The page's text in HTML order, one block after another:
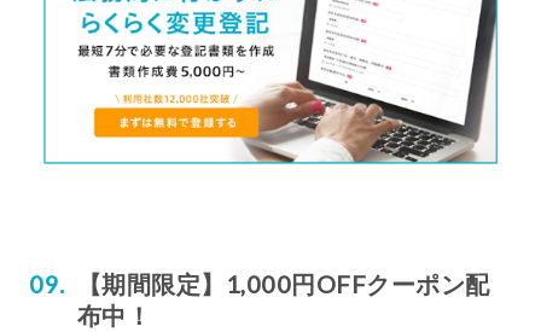
【期間限定】1,000円OFFクーポン配
布中！